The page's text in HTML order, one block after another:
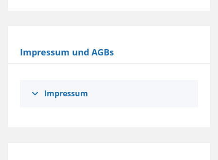
Impressum und AGBs
Impressum